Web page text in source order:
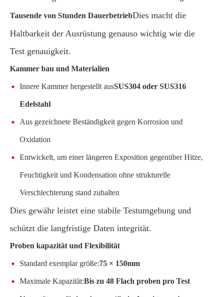
Tausende von Stunden DauerbetriebDies macht die
Haltbarkeit der Ausrüstung genauso wichtig wie die
Test genauigkeit.
Kammer bau und Materialien
Innere Kammer hergestellt ausSUS304 oder SUS316
Edelstahl
Aus gezeichnete Beständigkeit gegen Korrosion und
Oxidation
Entwickelt, um einer längeren Exposition gegenüber Hitze,
Feuchtigkeit und Kondensation ohne strukturelle
Verschlechterung stand zuhalten
Dies gewähr leistet eine stabile Testumgebung und
schützt die langfristige Daten integrität.
Proben kapazität und Flexibilität
Standard exemplar größe:75 × 150mm
Maximale Kapazität:Bis zu 48 Flach proben pro Test